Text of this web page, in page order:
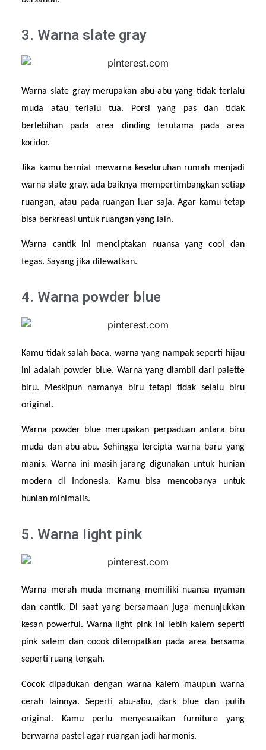
3. Warna slate gray
Warna slate gray merupakan abu-abu yang tidak terlalu
muda atau terlalu tua. Porsi yang pas dan tidak
berlebihan pada area dinding terutama pada area
koridor.
Jika kamu berniat mewarna keseluruhan rumah menjadi
warna slate gray, ada baiknya mempertimbangkan setiap
ruangan, atau pada ruangan luar saja. Agar kamu tetap
bisa berkreasi untuk ruangan yang lain.
Warna cantik ini menciptakan nuansa yang cool dan
tegas. Sayang jika dilewatkan.
4. Warna powder blue
Kamu tidak salah baca, warna yang nampak seperti hijau
ini adalah powder blue. Warna yang diambil dari palette
biru. Meskipun namanya biru tetapi tidak selalu biru
original.
Warna powder blue merupakan perpaduan antara biru
muda dan abu-abu. Sehingga tercipta warna baru yang
manis. Warna ini masih jarang digunakan untuk hunian
modern di Indonesia. Kamu bisa mencobanya untuk
hunian minimalis.
5. Warna light pink
Warna merah muda memang memiliki nuansa nyaman
dan cantik. Di saat yang bersamaan juga menunjukkan
kesan powerful. Warna light pink ini lebih kalem seperti
pink salem dan cocok ditempatkan pada area bersama
seperti ruang tengah.
Cocok dipadukan dengan warna kalem maupun warna
cerah lainnya. Seperti abu-abu, dark blue dan putih
original. Kamu perlu menyesuaikan furniture yang
berwarna pastel agar ruangan jadi harmonis.